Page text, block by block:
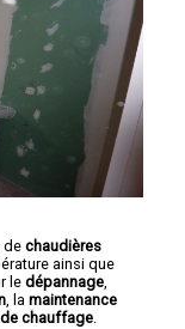
de chaudières
ainsi que
le dépannage,
, la maintenance
chauffage.